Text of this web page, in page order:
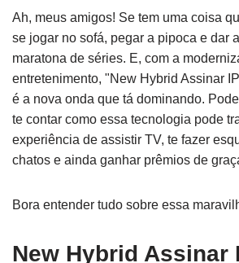
Ah, meus amigos! Se tem uma coisa
se jogar no sofá, pegar a pipoca e dar
maratona de séries. E, com a
entretenimento, "New Hybrid Assinar
é a nova onda que tá dominando.
te contar como essa tecnologia pode
experiência de assistir TV, te fazer
chatos e ainda ganhar prêmios de
Bora entender tudo sobre essa
New Hybrid Assinar